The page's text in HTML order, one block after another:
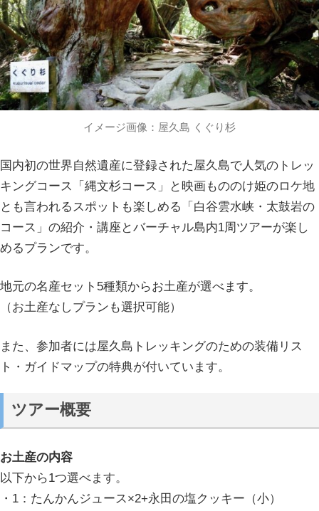
イメージ画像：屋久島 くぐり杉
国内初の世界自然遺産に登録された屋久島で人気のトレッ
キングコース「縄文杉コース」と映画もののけ姫のロケ地
とも言われるスポットも楽しめる「白谷雲水峡・太鼓岩の
コース」の紹介・講座とバーチャル島内1周ツアーが楽し
めるプランです。
地元の名産セット5種類からお土産が選べます。
（お土産なしプランも選択可能）
また、参加者には屋久島トレッキングのための装備リス
ト・ガイドマップの特典が付いています。
ツアー概要
お土産の内容
以下から1つ選べます。
・1：たんかんジュース×2+永田の塩クッキー（小）